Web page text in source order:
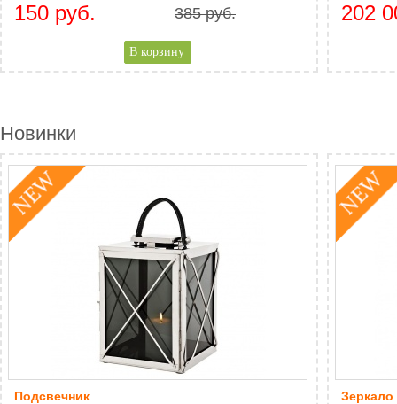
150 руб. 385 руб. 202
Новинки
Подсвечник Зеркало